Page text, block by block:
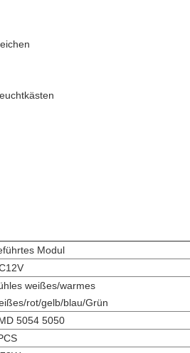
Modul
weißes/warmes
rot/gelb/blau/Grün
5054 5050